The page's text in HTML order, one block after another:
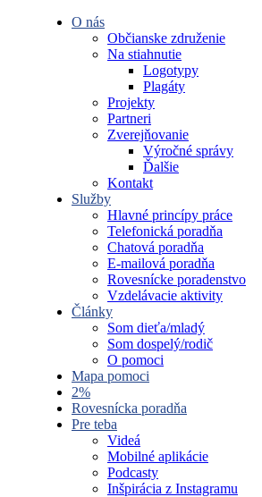
O nás
Občianske združenie
Na stiahnutie
Logotypy
Plagáty
Projekty
Partneri
Zverejňovanie
Výročné správy
Ďalšie
Kontakt
Služby
Hlavné princípy práce
Telefonická poradňa
Chatová poradňa
E-mailová poradňa
Rovesnícke poradenstvo
Vzdelávacie aktivity
Články
Som dieťa/mladý
Som dospelý/rodič
O pomoci
Mapa pomoci
2%
Rovesnícka poradňa
Pre teba
Videá
Mobilné aplikácie
Podcasty
Inšpirácia z Instagramu